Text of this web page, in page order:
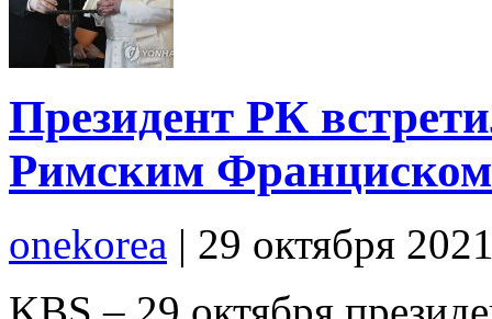
Президент РК
Римским Франциском
onekorea | 29 октября